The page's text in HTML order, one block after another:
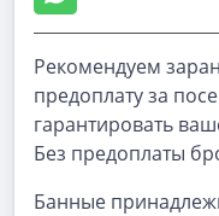
Рекомендуем
предоплату за
гарантировать
Без предоплаты
Банные